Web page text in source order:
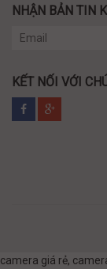
NHẬN BẢN TIN
KẾT NỐI VỚI
camera giá rẻ,